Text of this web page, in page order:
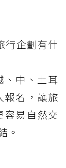
行企劃有什
、中、土耳
報名，讓旅
容易自然交
。